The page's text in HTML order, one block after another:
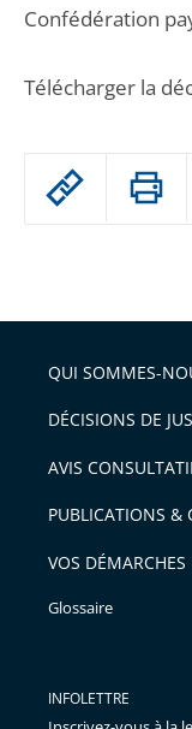
Passer
arriver
après
l'article
pour
avant
Confédération
Télécharger la
QUI SOMMES-
DÉCISIONS DE
AVIS
PUBLICATIONS &
VOS DÉMARCHES
Glossaire
INFOLETTRE